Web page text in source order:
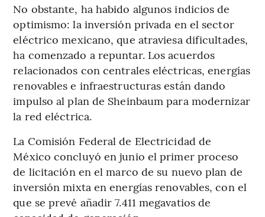
No obstante, ha habido algunos indicios de
optimismo: la inversión privada en el sector
eléctrico mexicano, que atraviesa dificultades,
ha comenzado a repuntar. Los acuerdos
relacionados con centrales eléctricas, energías
renovables e infraestructuras están dando
impulso al plan de Sheinbaum para modernizar
la red eléctrica.
La Comisión Federal de Electricidad de
México concluyó en junio el primer proceso
de licitación en el marco de su nuevo plan de
inversión mixta en energías renovables, con el
que se prevé añadir 7.411 megavatios de